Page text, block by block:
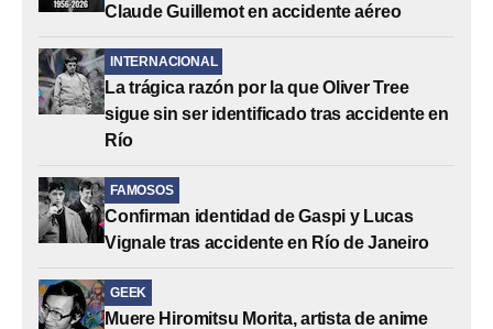
Claude Guillemot en accidente aéreo
INTERNACIONAL
La trágica razón por la que Oliver Tree
sigue sin ser identificado tras accidente en
Río
FAMOSOS
Confirman identidad de Gaspi y Lucas
Vignale tras accidente en Río de Janeiro
GEEK
Muere Hiromitsu Morita, artista de anime